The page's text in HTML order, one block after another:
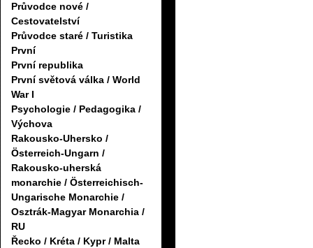
Průvodce nové /
Cestovatelství
Průvodce staré / Turistika
První
První republika
První světová válka / World
War I
Psychologie / Pedagogika /
Výchova
Rakousko-Uhersko /
Österreich-Ungarn /
Rakousko-uherská
monarchie / Österreichisch-
Ungarische Monarchie /
Osztrák-Magyar Monarchia /
RU
Řecko / Kréta / Kypr / Malta